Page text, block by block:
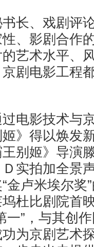
、戏剧评
、影剧合作
艺术水平、
剧电影工程
影技术与
》得以焕发
别姬》导演
实拍加全景
金卢米埃尔奖
杜比剧院首
一”，与其创
为京剧艺术